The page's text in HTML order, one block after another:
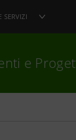
SERVIZI
e